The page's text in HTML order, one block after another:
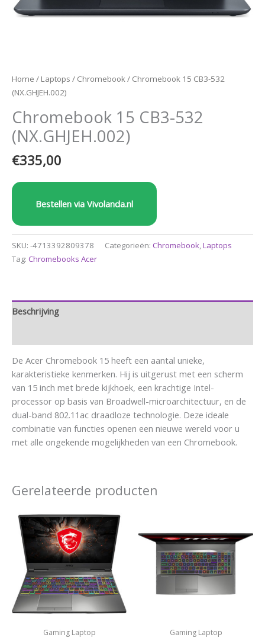
Home / Laptops / Chromebook/ Chromebook 15 CB3-532
(NX.GHJEH.002)
Chromebook 15 CB3-532
(NX.GHJEH.002)
€335,00
Bestellen via Vivolanda.nl
SKU: -4713392809378 Categorieën: Chromebook,Laptops
Tag: Chromebooks Acer
Beschrijving
De Acer Chromebook 15 heeft een aantal unieke,
karakteristieke kenmerken. Hij is uitgerust met een scherm
van 15 inch met brede kijkhoek, een krachtige Intel-
processor op basis van Broadwell-microarchitectuur, en de
dual-band 802.11ac draadloze technologie. Deze ideale
combinatie van functies openen een nieuwe wereld voor u
met alle ongekende mogelijkheden van een Chromebook.
Gerelateerde producten
Gaming Laptop Gaming Laptop